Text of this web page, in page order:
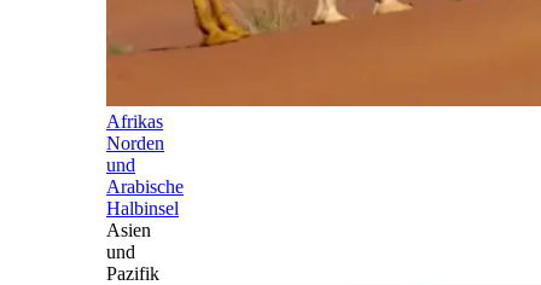
Afrikas
Norden
und
Arabische
Halbinsel
Asien
und
Pazifik